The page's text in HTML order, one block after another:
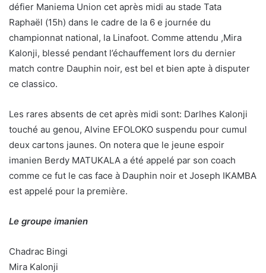
défier Maniema Union cet après midi au stade Tata
Raphaël (15h) dans le cadre de la 6 e journée du
championnat national, la Linafoot. Comme attendu ,Mira
Kalonji, blessé pendant l’échauffement lors du dernier
match contre Dauphin noir, est bel et bien apte à disputer
ce classico.
Les rares absents de cet après midi sont: Darlhes Kalonji
touché au genou, Alvine EFOLOKO suspendu pour cumul
deux cartons jaunes. On notera que le jeune espoir
imanien Berdy MATUKALA a été appelé par son coach
comme ce fut le cas face à Dauphin noir et Joseph IKAMBA
est appelé pour la première.
Le groupe imanien
Chadrac Bingi
Mira Kalonji